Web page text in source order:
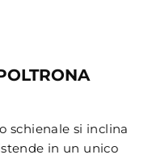
schienale si inclina
in un unico